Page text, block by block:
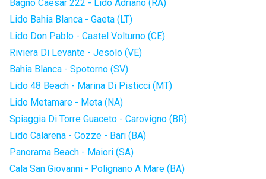
Bagno Caesar 222 - Lido Adriano (RA)
Lido Bahia Blanca - Gaeta (LT)
Lido Don Pablo - Castel Volturno (CE)
Riviera Di Levante - Jesolo (VE)
Bahia Blanca - Spotorno (SV)
Lido 48 Beach - Marina Di Pisticci (MT)
Lido Metamare - Meta (NA)
Spiaggia Di Torre Guaceto - Carovigno (BR)
Lido Calarena - Cozze - Bari (BA)
Panorama Beach - Maiori (SA)
Cala San Giovanni - Polignano A Mare (BA)